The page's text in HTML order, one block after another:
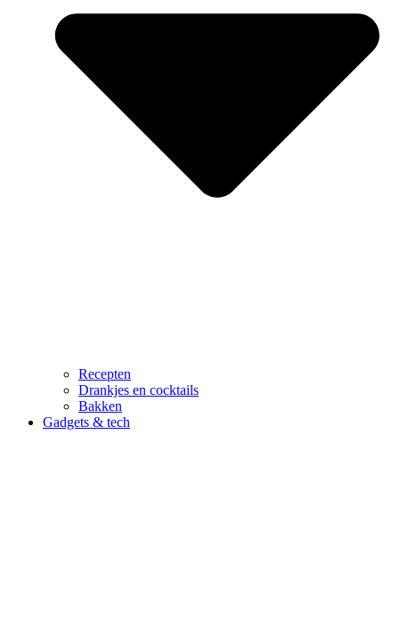
Recepten
Drankjes en cocktails
Bakken
Gadgets & tech